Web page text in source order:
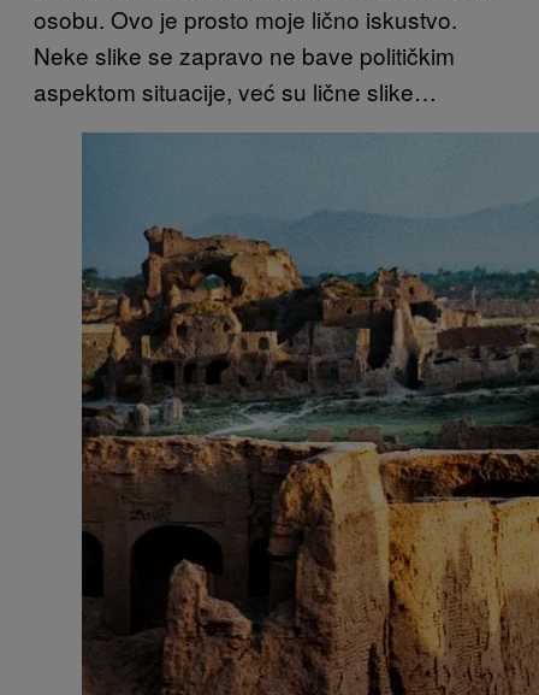
osobu. Ovo je prosto moje lično iskustvo.
Neke slike se zapravo ne bave političkim
aspektom situacije, već su lične slike…